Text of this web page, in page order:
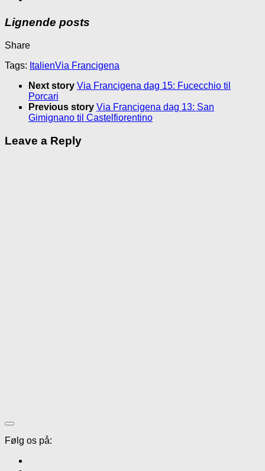
Lignende posts
Share
Tags: ItalienVia Francigena
Next story Via Francigena dag 15: Fucecchio til
Porcari
Previous story Via Francigena dag 13: San
Gimignano til Castelfiorentino
Leave a Reply
Følg os på: